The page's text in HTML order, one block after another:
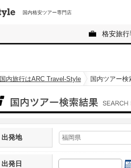
国内格安ツアー専門店
格安旅行
国内旅行はARC Travel-Style 国内ツアー検
出発地
出発日